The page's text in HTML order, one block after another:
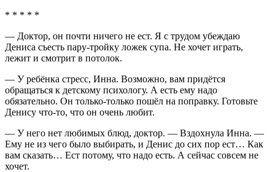
* * * * *
— Доктор, он почти ничего не ест. Я с трудом убеждаю
Дениса съесть пару-тройку ложек супа. Не хочет играть,
лежит и смотрит в потолок.
— У ребёнка стресс, Инна. Возможно, вам придётся
обращаться к детскому психологу. А есть ему надо
обязательно. Он только-только пошёл на поправку. Готовьте
Денису что-то, что он очень любит.
— У него нет любимых блюд, доктор. — Вздохнула Инна. —
Ему не из чего было выбирать, и Денис до сих пор ест… Как
вам сказать… Ест потому, что надо есть. А сейчас совсем не
хочет.